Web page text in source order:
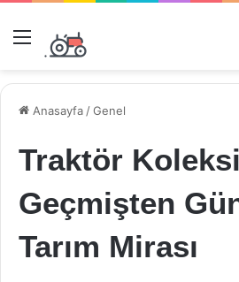
Menü
Anasayfa /Genel
Traktör
Geçmişten
Tarım Mirası